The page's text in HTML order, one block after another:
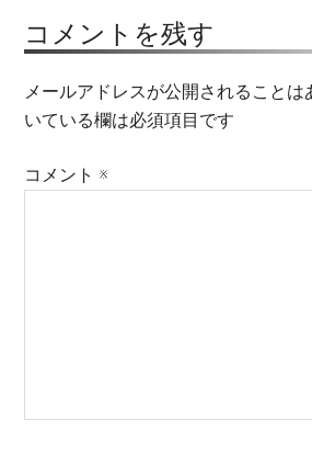
コメントを残す
メールアドレスが公開されることは
いている欄は必須項目です
コメント ※